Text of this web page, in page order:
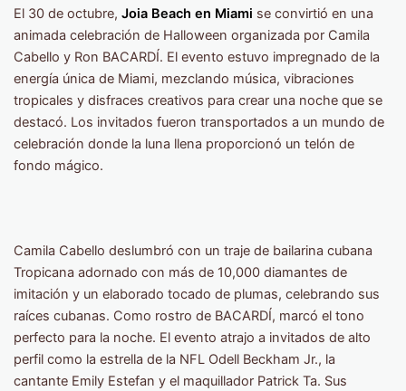
El 30 de octubre, Joia Beach en Miami se convirtió en una
animada celebración de Halloween organizada por Camila
Cabello y Ron BACARDÍ. El evento estuvo impregnado de la
energía única de Miami, mezclando música, vibraciones
tropicales y disfraces creativos para crear una noche que se
destacó. Los invitados fueron transportados a un mundo de
celebración donde la luna llena proporcionó un telón de
fondo mágico.
Camila Cabello deslumbró con un traje de bailarina cubana
Tropicana adornado con más de 10,000 diamantes de
imitación y un elaborado tocado de plumas, celebrando sus
raíces cubanas. Como rostro de BACARDÍ, marcó el tono
perfecto para la noche. El evento atrajo a invitados de alto
perfil como la estrella de la NFL Odell Beckham Jr., la
cantante Emily Estefan y el maquillador Patrick Ta. Sus